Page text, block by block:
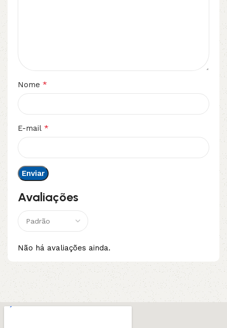
Avaliações
Não há avaliações ainda.
Nome *
E-mail *